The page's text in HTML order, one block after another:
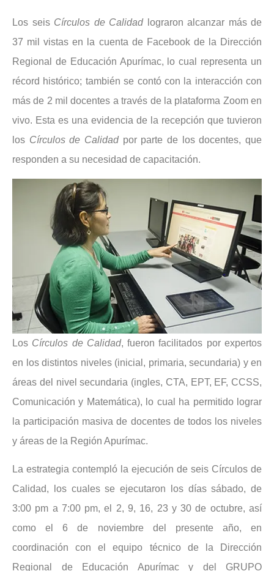
Los seis Círculos de Calidadlograron alcanzar más de
37 mil vistas en la cuenta de Facebook de la Dirección
Regional de Educación Apurímac, lo cual representa un
récord histórico; también se contó con la interacción con
más de 2 mil docentes a través de la plataforma Zoom en
vivo. Esta es una evidencia de la recepción que tuvieron
los Círculos de Calidadpor parte de los docentes, que
responden a su necesidad de capacitación.
Los Círculos de Calidad, fueron facilitados por expertos
en los distintos niveles (inicial, primaria, secundaria) y en
áreas del nivel secundaria (ingles, CTA, EPT, EF, CCSS,
Comunicación y Matemática), lo cual ha permitido lograr
la participación masiva de docentes de todos los niveles
y áreas de la Región Apurímac.
La estrategia contempló la ejecución de seis Círculos de
Calidad, los cuales se ejecutaron los días sábado, de
3:00 pm a 7:00 pm, el 2, 9, 16, 23 y 30 de octubre, así
como el 6 de noviembre del presente año, en
coordinación con el equipo técnico de la Dirección
Regional de Educación Apurímac y del GRUPO